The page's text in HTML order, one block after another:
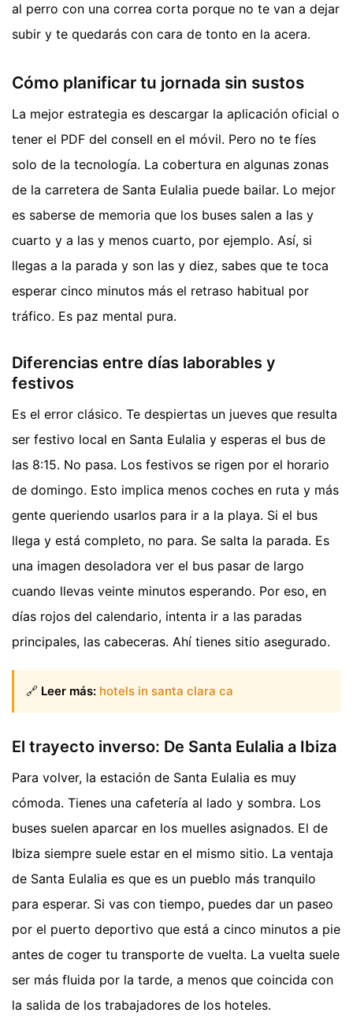
al perro con una correa corta porque no te van a dejar
subir y te quedarás con cara de tonto en la acera.
Cómo planificar tu jornada sin sustos
La mejor estrategia es descargar la aplicación oficial o
tener el PDF del consell en el móvil. Pero no te fíes
solo de la tecnología. La cobertura en algunas zonas
de la carretera de Santa Eulalia puede bailar. Lo mejor
es saberse de memoria que los buses salen a las y
cuarto y a las y menos cuarto, por ejemplo. Así, si
llegas a la parada y son las y diez, sabes que te toca
esperar cinco minutos más el retraso habitual por
tráfico. Es paz mental pura.
Diferencias entre días laborables y
festivos
Es el error clásico. Te despiertas un jueves que resulta
ser festivo local en Santa Eulalia y esperas el bus de
las 8:15. No pasa. Los festivos se rigen por el horario
de domingo. Esto implica menos coches en ruta y más
gente queriendo usarlos para ir a la playa. Si el bus
llega y está completo, no para. Se salta la parada. Es
una imagen desoladora ver el bus pasar de largo
cuando llevas veinte minutos esperando. Por eso, en
días rojos del calendario, intenta ir a las paradas
principales, las cabeceras. Ahí tienes sitio asegurado.
🔗 Leer más: hotels in santa clara ca
El trayecto inverso: De Santa Eulalia a Ibiza
Para volver, la estación de Santa Eulalia es muy
cómoda. Tienes una cafetería al lado y sombra. Los
buses suelen aparcar en los muelles asignados. El de
Ibiza siempre suele estar en el mismo sitio. La ventaja
de Santa Eulalia es que es un pueblo más tranquilo
para esperar. Si vas con tiempo, puedes dar un paseo
por el puerto deportivo que está a cinco minutos a pie
antes de coger tu transporte de vuelta. La vuelta suele
ser más fluida por la tarde, a menos que coincida con
la salida de los trabajadores de los hoteles.